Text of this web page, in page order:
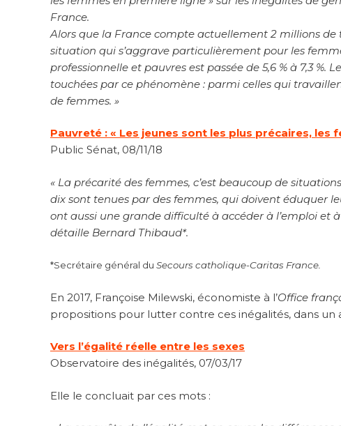
France.
Alors que la France compte actuellement 2 millions de
situation qui s’aggrave particulièrement pour les
professionnelle et pauvres est passée de 5,6 % à 7,3
touchées par ce phénomène : parmi celles qui
de femmes. »
Pauvreté : « Les jeunes sont les plus précaires, les
Public Sénat, 08/11/18
« La précarité des femmes, c’est beaucoup de
dix sont tenues par des femmes, qui doivent éduquer
ont aussi une grande difficulté à accéder à l’emploi et
détaille Bernard Thibaud*.
*Secrétaire général du Secours catholique-Caritas France.
En 2017, Françoise Milewski, économiste à l’Office
propositions pour lutter contre ces inégalités, dans un
Vers l’égalité réelle entre les sexes
Observatoire des inégalités, 07/03/17
Elle le concluait par ces mots :